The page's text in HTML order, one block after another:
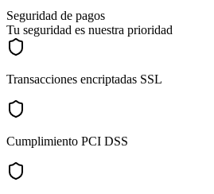
Seguridad de pagos
Tu seguridad es nuestra prioridad
Transacciones encriptadas SSL
Cumplimiento PCI DSS